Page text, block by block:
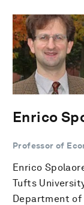
Enrico
Professor of
Enrico
Tufts
Department of